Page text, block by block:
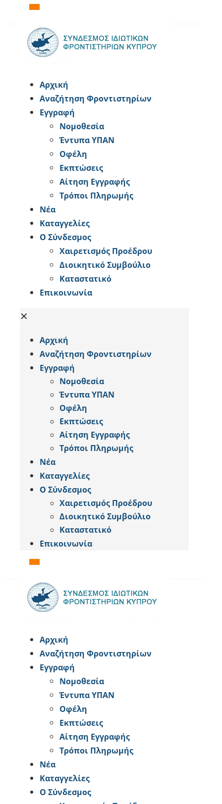
Αρχική
Αναζήτηση Φροντιστηρίων
Εγγραφή
Νομοθεσία
Έντυπα ΥΠΑΝ
Οφέλη
Εκπτώσεις
Αίτηση Εγγραφής
Tρόποι Πληρωμής
Νέα
Καταγγελίες
Ο Σύνδεσμος
Χαιρετισμός Προέδρου
Διοικητικό Συμβούλιο
Καταστατικό
Επικοινωνία
✕
Αρχική
Αναζήτηση Φροντιστηρίων
Εγγραφή
Νομοθεσία
Έντυπα ΥΠΑΝ
Οφέλη
Εκπτώσεις
Αίτηση Εγγραφής
Tρόποι Πληρωμής
Νέα
Καταγγελίες
Ο Σύνδεσμος
Χαιρετισμός Προέδρου
Διοικητικό Συμβούλιο
Καταστατικό
Επικοινωνία
Αρχική
Αναζήτηση Φροντιστηρίων
Εγγραφή
Νομοθεσία
Έντυπα ΥΠΑΝ
Οφέλη
Εκπτώσεις
Αίτηση Εγγραφής
Tρόποι Πληρωμής
Νέα
Καταγγελίες
Ο Σύνδεσμος